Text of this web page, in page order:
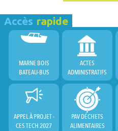
Accès rapide
MARNE BOIS
BATEAU-BUS
ACTES
ADMINISTRATIFS
APPEL À PROJET -
CES TECH 2027
PAV DÉCHETS
ALIMENTAIRES